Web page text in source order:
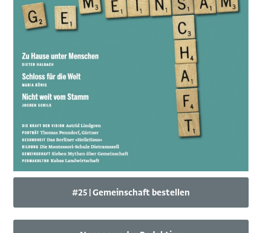
#25 | Gemeinschaft bestellen